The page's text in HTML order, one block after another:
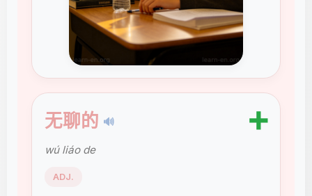
无聊的 🔊 ➕
wú liáo de
ADJ.